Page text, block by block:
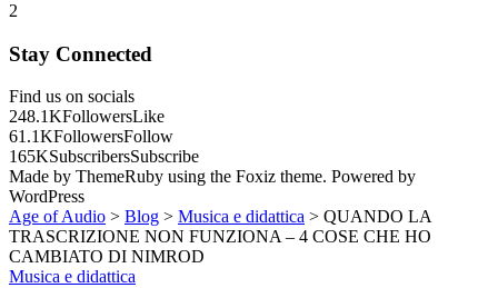
2
Stay Connected
Find us on socials
248.1KFollowersLike
61.1KFollowersFollow
165KSubscribersSubscribe
Made by ThemeRuby using the Foxiz theme. Powered by
WordPress
Age of Audio > Blog > Musica e didattica > QUANDO LA
TRASCRIZIONE NON FUNZIONA – 4 COSE CHE HO
CAMBIATO DI NIMROD
Musica e didattica